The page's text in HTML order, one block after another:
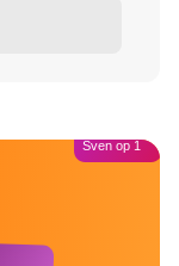
Sven op 1